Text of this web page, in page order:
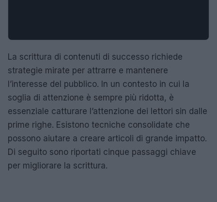
La scrittura di contenuti di successo richiede
strategie mirate per attrarre e mantenere
l’interesse del pubblico. In un contesto in cui la
soglia di attenzione è sempre più ridotta, è
essenziale catturare l’attenzione dei lettori sin dalle
prime righe. Esistono tecniche consolidate che
possono aiutare a creare articoli di grande impatto.
Di seguito sono riportati cinque passaggi chiave
per migliorare la scrittura.